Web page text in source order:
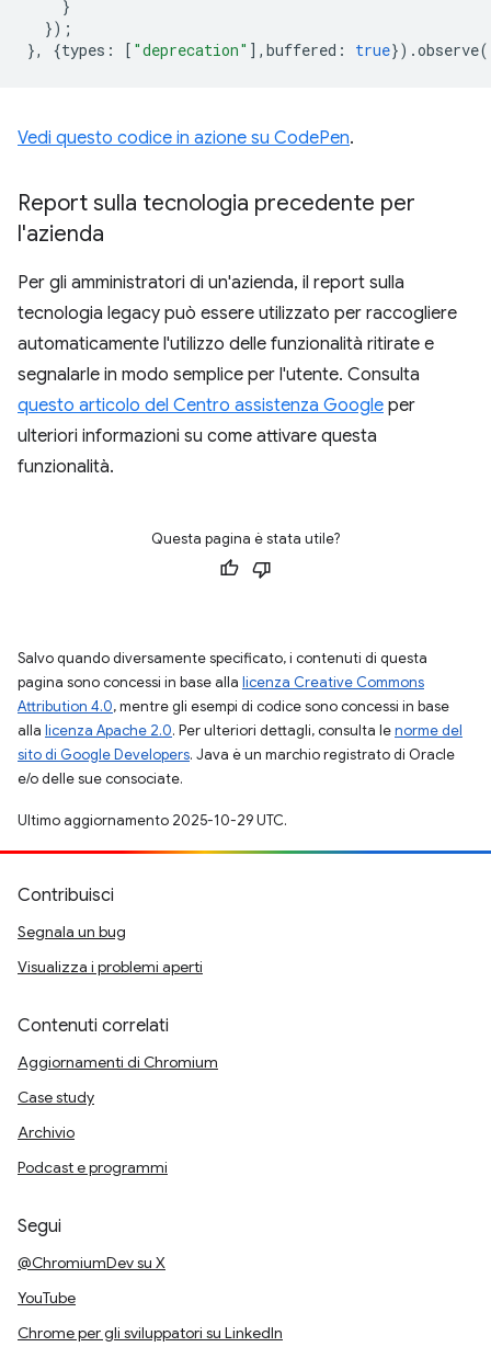
}
});
},
{types : [ "deprecation" ], buffered : true}).observe
Vedi questo codice in azione su CodePen.
Report sulla tecnologia precedente per
l'azienda
Per gli amministratori di un'azienda, il report sulla
tecnologia legacy può essere utilizzato per raccogliere
automaticamente l'utilizzo delle funzionalità ritirate e
segnalarle in modo semplice per l'utente. Consulta
questo articolo del Centro assistenza Google per
ulteriori informazioni su come attivare questa
funzionalità.
Questa pagina è stata utile?
Salvo quando diversamente specificato, i contenuti di questa
pagina sono concessi in base alla licenza Creative Commons
Attribution 4.0, mentre gli esempi di codice sono concessi in base
alla licenza Apache 2.0. Per ulteriori dettagli, consulta lenorme del
sito di Google Developers. Java è un marchio registrato di Oracle
e/o delle sue consociate.
Ultimo aggiornamento 2025-10-29 UTC.
Contribuisci
Segnala un bug
Visualizza i problemi aperti
Contenuti correlati
Aggiornamenti di Chromium
Case study
Archivio
Podcast e programmi
Segui
@ChromiumDev su X
YouTube
Chrome per gli sviluppatori su LinkedIn